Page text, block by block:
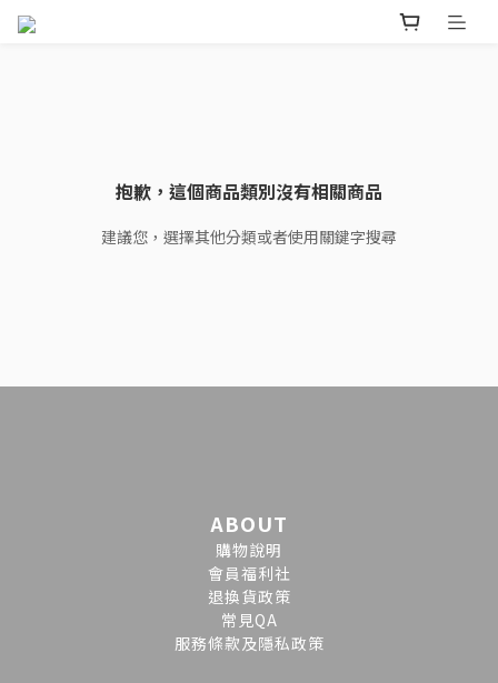
抱歉，這個商品類別沒有相關商品
建議您，選擇其他分類或者使用關鍵字搜尋
ABOUT
購物說明
會員福利社
退換貨政策
常見QA
服務條款及隱私政策